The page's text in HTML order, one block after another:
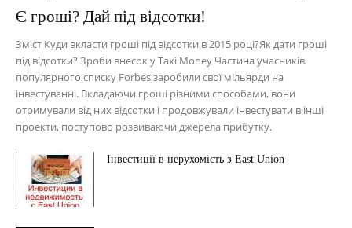
Є гроші? Дай під відсотки!
Зміст Куди вкласти гроші під відсотки в 2015 році?Як дати гроші
під відсотки? Зроби внесок у Taxi Money Частина учасників
популярного списку Forbes заробили свої мільярди на
інвестуванні. Вкладаючи гроші різними способами, вони
отримували від них відсотки і продовжували інвестувати в інші
проекти, поступово розвиваючи джерела прибутку.
Інвестиції в нерухомість з East Union